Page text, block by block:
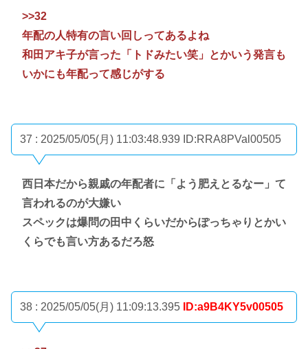
>>32
年配の人特有の言い回しってあるよね
和田アキ子が言った「トドみたい笑」とかいう発言も
いかにも年配って感じがする
37 : 2025/05/05(月) 11:03:48.939 ID:RRA8PVal00505
西日本だから親戚の年配者に「よう肥えとるなー」て
言われるのが大嫌い
スペックは爆問の田中くらいだからぽっちゃりとかい
くらでも言い方あるだろ怒
38 : 2025/05/05(月) 11:09:13.395 ID:a9B4KY5v00505